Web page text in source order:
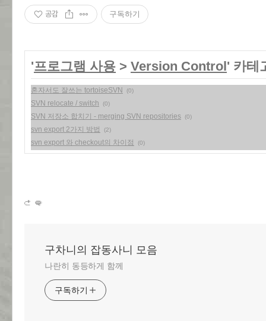
공감 구독하기
'프로그램 사용 > Version Control' 카테
혼자서도 잘쓰는 tortoiseSVN (0)
SVN relocate / switch (0)
SVN 저장소 합치기 - merging SVN repositories (0)
svn export 2가지 방법 (2)
svn export 와 checkout의 차이점 (0)
구차니의 잡동사니 모음
나란히 동등하게 함께
구독하기